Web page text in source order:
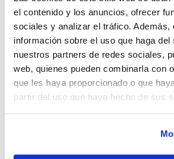
el contenido y los anuncios, ofrecer
sociales y analizar el tráfico. Además,
información sobre el uso que haga del
nuestros partners de redes sociales,
web, quienes pueden combinarla con
que les haya proporcionado o que
partir del uso que haya hecho de sus
28/05/26. 17:45 h.
–72Pujol Mollerussa
29/05/26. 20:00 h. Vítaly La
79–56Velabasket CB Sueca
30/05/26. 17:45 h.